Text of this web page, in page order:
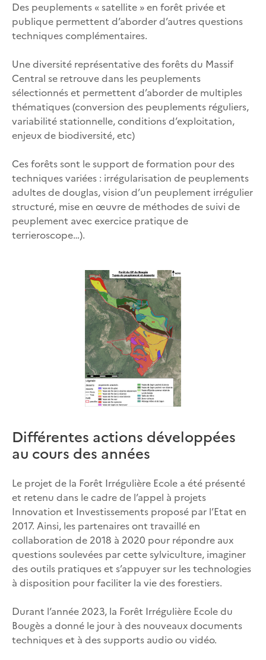
Des peuplements « satellite » en forêt privée et
publique permettent d’aborder d’autres questions
techniques complémentaires.
Une diversité représentative des forêts du Massif
Central se retrouve dans les peuplements
sélectionnés et permettent d’aborder de multiples
thématiques (conversion des peuplements réguliers,
variabilité stationnelle, conditions d’exploitation,
enjeux de biodiversité, etc)
Ces forêts sont le support de formation pour des
techniques variées : irrégularisation de peuplements
adultes de douglas, vision d’un peuplement irrégulier
structuré, mise en œuvre de méthodes de suivi de
peuplement avec exercice pratique de
terrieroscope…).
Différentes actions développées
au cours des années
Le projet de la Forêt Irrégulière Ecole a été présenté
et retenu dans le cadre de l’appel à projets
Innovation et Investissements proposé par l’Etat en
2017. Ainsi, les partenaires ont travaillé en
collaboration de 2018 à 2020 pour répondre aux
questions soulevées par cette sylviculture, imaginer
des outils pratiques et s’appuyer sur les technologies
à disposition pour faciliter la vie des forestiers.
Durant l’année 2023, la Forêt Irrégulière Ecole du
Bougès a donné le jour à des nouveaux documents
techniques et à des supports audio ou vidéo.